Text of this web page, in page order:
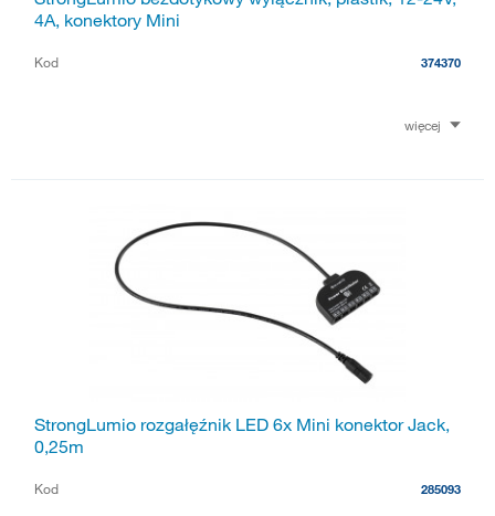
4A, konektory Mini
Kod 374370
więcej
StrongLumio rozgałęźnik LED 6x Mini konektor Jack,
0,25m
Kod 285093